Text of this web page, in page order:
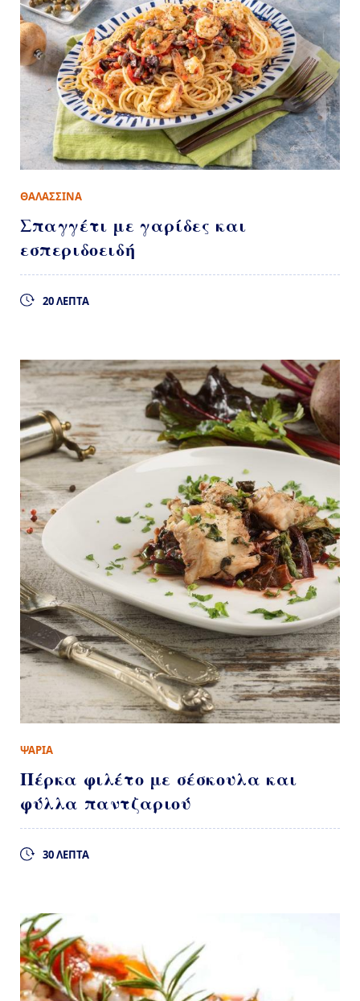
ΘΑΛΑΣΣΙΝΑ
Σπαγγέτι με γαρίδες και
εσπεριδοειδή
20 ΛΕΠΤΑ
ΨΑΡΙΑ
Πέρκα φιλέτο με σέσκουλα και
φύλλα παντζαριού
30 ΛΕΠΤΑ